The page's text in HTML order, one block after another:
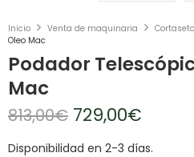
Inicio Venta de maquinaria
Oleo Mac
Podador
Mac
813,00€ 729,00€
Disponibilidad en 2-3 días.